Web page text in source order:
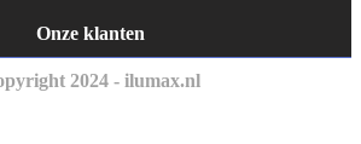
Onze klanten
2024 - ilumax.nl